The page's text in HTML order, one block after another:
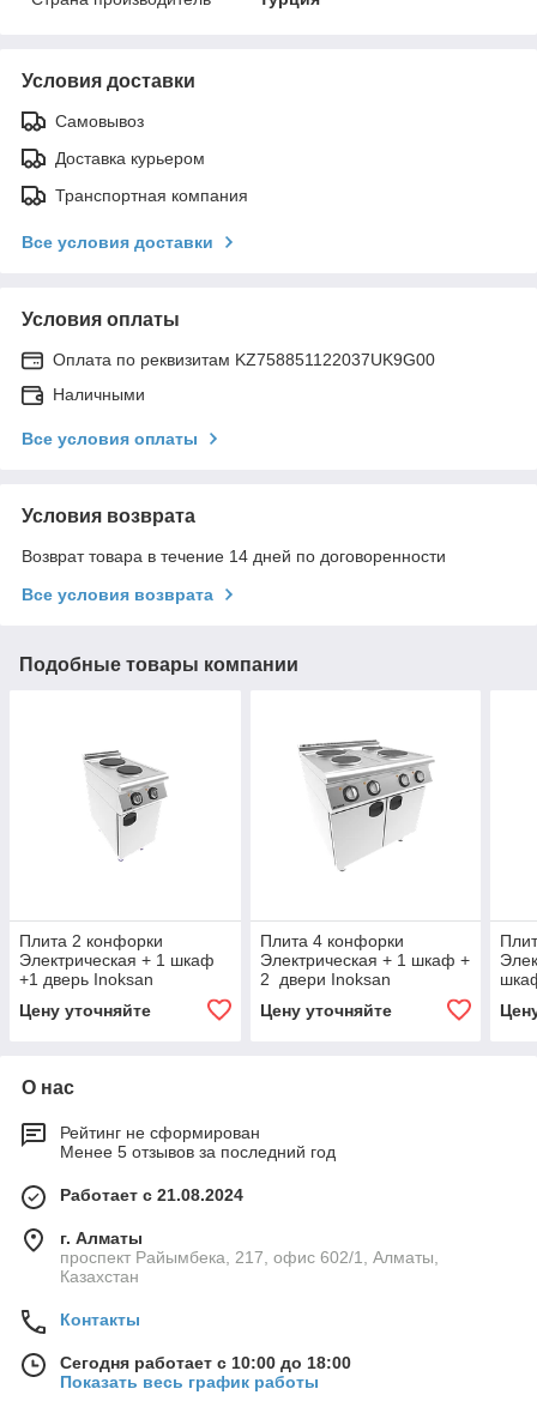
Условия доставки
Самовывоз
Доставка курьером
Транспортная компания
Все условия доставки
Условия оплаты
Оплата по реквизитам KZ758851122037UK9G00
Наличными
Все условия оплаты
Условия возврата
Возврат товара в течение 14 дней по договоренности
Все условия возврата
Подобные товары компании
Плита 2 конфорки
Электрическая + 1 шкаф
+1 дверь Inoksan
Цену уточняйте
Плита 4 конфорки
Электрическая + 1 шкаф +
2 двери Inoksan
Цену уточняйте
О нас
Рейтинг не сформирован
Менее 5 отзывов за последний год
Работает с 21.08.2024
г. Алматы
проспект Райымбека, 217, офис 602/1, Алматы,
Казахстан
Контакты
Сегодня работает с 10:00 до 18:00
Показать весь график работы